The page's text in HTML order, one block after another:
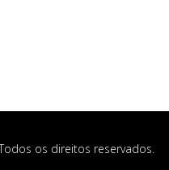
os direitos reservados.